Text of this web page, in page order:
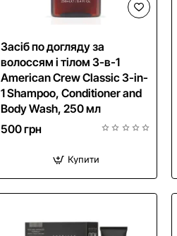
Засіб по догляду за
волоссям і тілом 3-в-1
American Crew Classic 3-in-
1 Shampoo, Conditioner and
Body Wash, 250 мл
500 грн
Купити